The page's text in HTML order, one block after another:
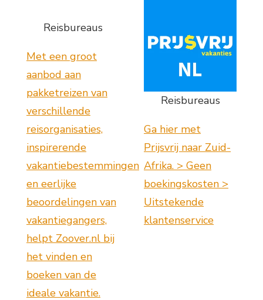
Reisbureaus
Met een groot
aanbod aan
pakketreizen van
verschillende
reisorganisaties,
inspirerende
vakantiebestemmingen
en eerlijke
beoordelingen van
vakantiegangers,
helpt Zoover.nl bij
het vinden en
boeken van de
ideale vakantie.
Reisbureaus
Ga hier met
Prijsvrij naar Zuid-
Afrika. > Geen
boekingskosten >
Uitstekende
klantenservice